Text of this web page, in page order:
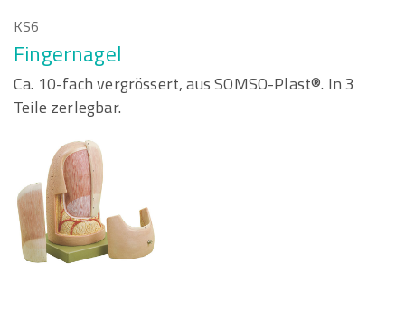
KS6
Fingernagel
Ca. 10-fach vergrössert, aus SOMSO-Plast®. In 3
Teile zerlegbar.